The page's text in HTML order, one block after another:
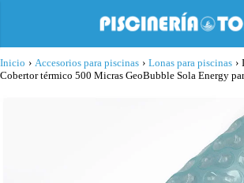
Inicio › Accesorios para piscinas › Lonas para piscinas ›
Cobertor térmico 500 Micras GeoBubble Sola Energy